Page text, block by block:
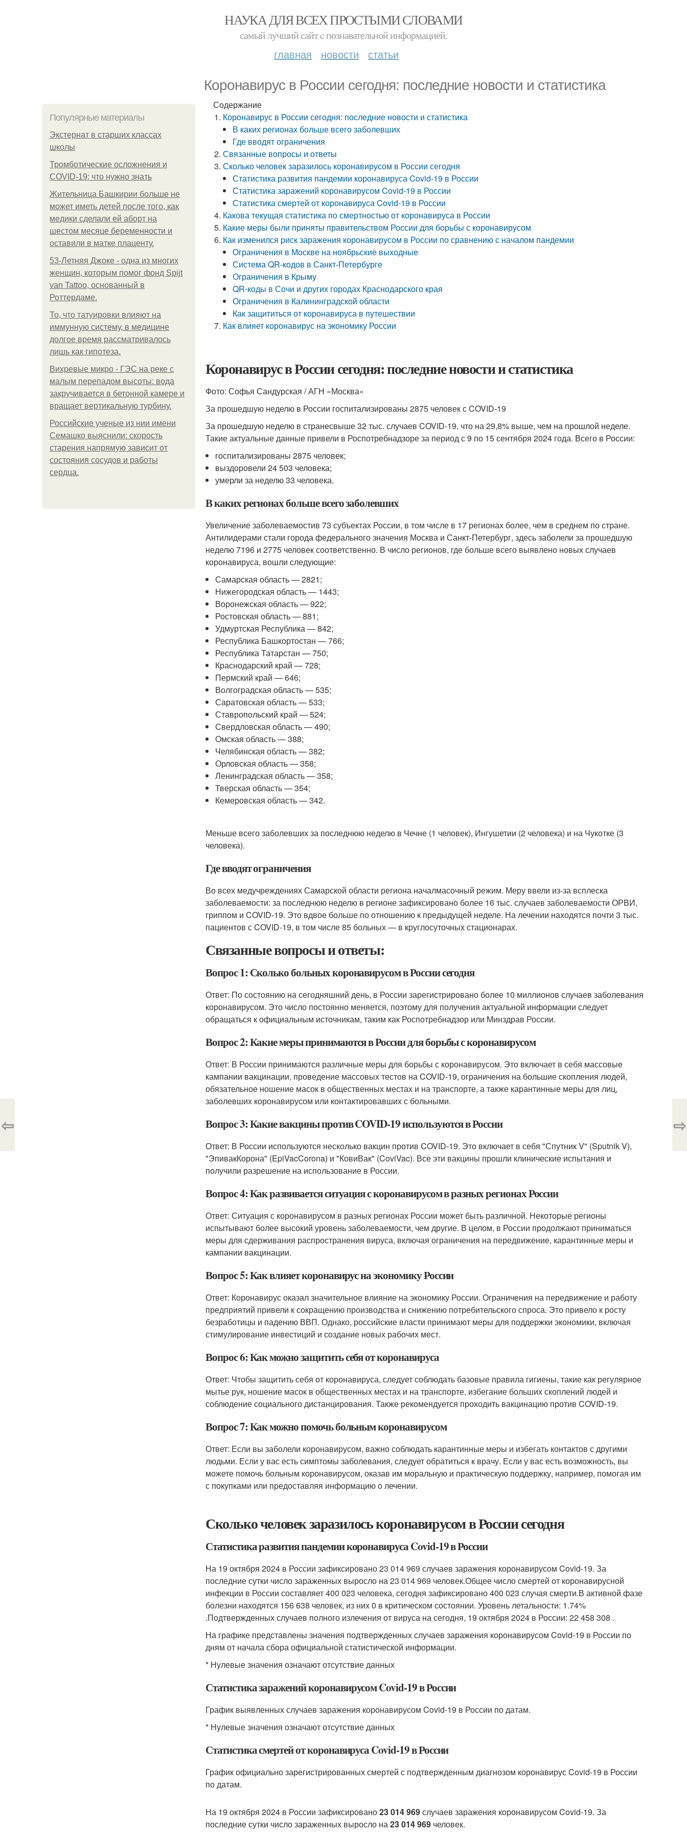
НАУКА ДЛЯ ВСЕХ ПРОСТЫМИ СЛОВАМИ
самый лучший сайт c познавательной информацией.
главная новости статьи
Коронавирус в России сегодня: последние новости и статистика
Популярные материалы
Экстернат в старших классах
школы
Тромботические осложнения и
COVID-19: что нужно знать
Жительница Башкирии больше не
может иметь детей после того, как
медики сделали ей аборт на
шестом месяце беременности и
оставили в матке плаценту.
53-Летняя Джоке - одна из многих
женщин, которым помог фонд Spijt
van Tattoo, основанный в
Роттердаме.
То, что татуировки влияют на
иммунную систему, в медицине
долгое время рассматривалось
лишь как гипотеза.
Вихревые микро - ГЭС на реке с
малым перепадом высоты: вода
закручивается в бетонной камере и
вращает вертикальную турбину.
Российские ученые из нии имени
Семашко выяснили: скорость
старения напрямую зависит от
состояния сосудов и работы
сердца.
Содержание
Коронавирус в России сегодня: последние новости и статистика
В каких регионах больше всего заболевших
Где вводят ограничения
Связанные вопросы и ответы
Сколько человек заразилось коронавирусом в России сегодня
Статистика развития пандемии коронавируса Covid-19 в России
Статистика заражений коронавирусом Covid-19 в России
Статистика смертей от коронавируса Covid-19 в России
Какова текущая статистика по смертностью от коронавируса в России
Какие меры были приняты правительством России для борьбы с коронавирусом
Как изменился риск заражения коронавирусом в России по сравнению с началом пандемии
Ограничения в Москве на ноябрьские выходные
Система QR-кодов в Санкт-Петербурге
Ограничения в Крыму
QR-коды в Сочи и других городах Краснодарского края
Ограничения в Калининградской области
Как защититься от коронавируса в путешествии
Как влияет коронавирус на экономику России
Коронавирус в России сегодня: последние новости и статистика
Фото: Софья Сандурская / АГН «Москва»
За прошедшую неделю в России госпитализированы 2875 человек с COVID-19
За прошедшую неделю в странесвыше 32 тыс. случаев COVID-19, что на 29,8% выше, чем на прошлой неделе.
Такие актуальные данные привели в Роспотребнадзоре за период с 9 по 15 сентября 2024 года. Всего в России:
госпитализированы 2875 человек;
выздоровели 24 503 человека;
умерли за неделю 33 человека.
В каких регионах больше всего заболевших
Увеличение заболеваемостив 73 субъектах России, в том числе в 17 регионах более, чем в среднем по стране.
Антилидерами стали города федерального значения Москва и Санкт-Петербург, здесь заболели за прошедшую
неделю 7196 и 2775 человек соответственно. В число регионов, где больше всего выявлено новых случаев
коронавируса, вошли следующие:
Самарская область — 2821;
Нижегородская область — 1443;
Воронежская область — 922;
Ростовская область — 881;
Удмуртская Республика — 842;
Республика Башкортостан — 766;
Республика Татарстан — 750;
Краснодарский край — 728;
Пермский край — 646;
Волгоградская область — 535;
Саратовская область — 533;
Ставропольский край — 524;
Свердловская область — 490;
Омская область — 388;
Челябинская область — 382;
Орловская область — 358;
Ленинградская область — 358;
Тверская область — 354;
Кемеровская область — 342.
Меньше всего заболевших за последнюю неделю в Чечне (1 человек), Ингушетии (2 человека) и на Чукотке (3
человека).
Где вводят ограничения
Во всех медучреждениях Самарской области региона началмасочный режим. Меру ввели из-за всплеска
заболеваемости: за последнюю неделю в регионе зафиксировано более 16 тыс. случаев заболеваемости ОРВИ,
гриппом и COVID-19. Это вдвое больше по отношению к предыдущей неделе. На лечении находятся почти 3 тыс.
пациентов с COVID-19, в том числе 85 больных — в круглосуточных стационарах.
Связанные вопросы и ответы:
Вопрос 1: Сколько больных коронавирусом в России сегодня
Ответ: По состоянию на сегодняшний день, в России зарегистрировано более 10 миллионов случаев заболевания
коронавирусом. Это число постоянно меняется, поэтому для получения актуальной информации следует
обращаться к официальным источникам, таким как Роспотребнадзор или Минздрав России.
Вопрос 2: Какие меры принимаются в России для борьбы с коронавирусом
Ответ: В России принимаются различные меры для борьбы с коронавирусом. Это включает в себя массовые
кампании вакцинации, проведение массовых тестов на COVID-19, ограничения на большие скопления людей,
обязательное ношение масок в общественных местах и на транспорте, а также карантинные меры для лиц,
заболевших коронавирусом или контактировавших с больными.
Вопрос 3: Какие вакцины против COVID-19 используются в России
Ответ: В России используются несколько вакцин против COVID-19. Это включает в себя "Спутник V" (Sputnik V),
"ЭпивакКорона" (EpiVacCorona) и "КовиВак" (CoviVac). Все эти вакцины прошли клинические испытания и
получили разрешение на использование в России.
Вопрос 4: Как развивается ситуация с коронавирусом в разных регионах России
Ответ: Ситуация с коронавирусом в разных регионах России может быть различной. Некоторые регионы
испытывают более высокий уровень заболеваемости, чем другие. В целом, в России продолжают приниматься
меры для сдерживания распространения вируса, включая ограничения на передвижение, карантинные меры и
кампании вакцинации.
Вопрос 5: Как влияет коронавирус на экономику России
Ответ: Коронавирус оказал значительное влияние на экономику России. Ограничения на передвижение и работу
предприятий привели к сокращению производства и снижению потребительского спроса. Это привело к росту
безработицы и падению ВВП. Однако, российские власти принимают меры для поддержки экономики, включая
стимулирование инвестиций и создание новых рабочих мест.
Вопрос 6: Как можно защитить себя от коронавируса
Ответ: Чтобы защитить себя от коронавируса, следует соблюдать базовые правила гигиены, такие как регулярное
мытье рук, ношение масок в общественных местах и на транспорте, избегание больших скоплений людей и
соблюдение социального дистанцирования. Также рекомендуется проходить вакцинацию против COVID-19.
Вопрос 7: Как можно помочь больным коронавирусом
Ответ: Если вы заболели коронавирусом, важно соблюдать карантинные меры и избегать контактов с другими
людьми. Если у вас есть симптомы заболевания, следует обратиться к врачу. Если у вас есть возможность, вы
можете помочь больным коронавирусом, оказав им моральную и практическую поддержку, например, помогая им
с покупками или предоставляя информацию о лечении.
Сколько человек заразилось коронавирусом в России сегодня
Статистика развития пандемии коронавируса Covid-19 в России
На 19 октября 2024 в России зафиксировано 23 014 969 случаев заражения коронавирусом Covid-19. За
последние сутки число зараженных выросло на 23 014 969 человек.Общее число смертей от коронавирусной
инфекции в России составляет 400 023 человека, сегодня зафиксировано 400 023 случая смерти.В активной фазе
болезни находятся 156 638 человек, из них 0 в критическом состоянии. Уровень летальности: 1.74%
.Подтвержденных случаев полного излечения от вируса на сегодня, 19 октября 2024 в России: 22 458 308 .
На графике представлены значения подтвержденных случаев заражения коронавирусом Covid-19 в России по
дням от начала сбора официальной статистической информации.
* Нулевые значения означают отсутствие данных
Статистика заражений коронавирусом Covid-19 в России
График выявленных случаев заражения коронавирусом Covid-19 в России по датам.
* Нулевые значения означают отсутствие данных
Статистика смертей от коронавируса Covid-19 в России
График официально зарегистрированных смертей с подтвержденным диагнозом коронавирус Covid-19 в России
по датам.
На 19 октября 2024 в России зафиксировано23 014 969случаев заражения коронавирусом Covid-19. За
последние сутки число зараженных выросло на23 014 969 человек.
⇦ ⇨